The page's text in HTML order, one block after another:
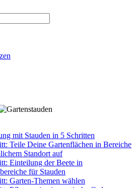
mit Stauden in 5 Schritten
Teile Deine Gartenflächen in Bereiche
Standort auf
Einteilung der Beete in
für Stauden
Garten-Themen wählen